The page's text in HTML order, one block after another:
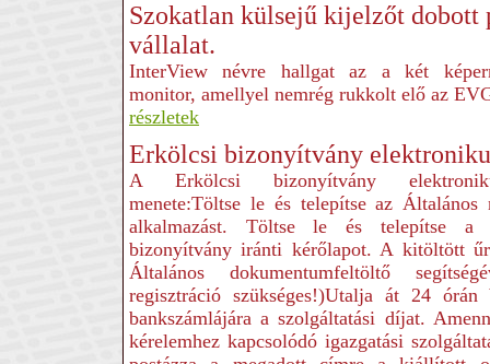
Szokatlan külsejű kijelzőt dobott
vállalat.
InterView névre hallgat az a két
monitor, amellyel nemrég rukkolt elő az
részletek
Erkölcsi bizonyítvány
A Erkölcsi bizonyítvány
menete:Töltse le és telepítse az Általános
alkalmazást. Töltse le és telepítse a
bizonyítvány iránti kérőlapot. A kitöltött
Általános dokumentumfeltöltő
regisztráció szükséges!)Utalja át 24
bankszámlájára a szolgáltatási díjat.
kérelemhez kapcsolódó igazgatási